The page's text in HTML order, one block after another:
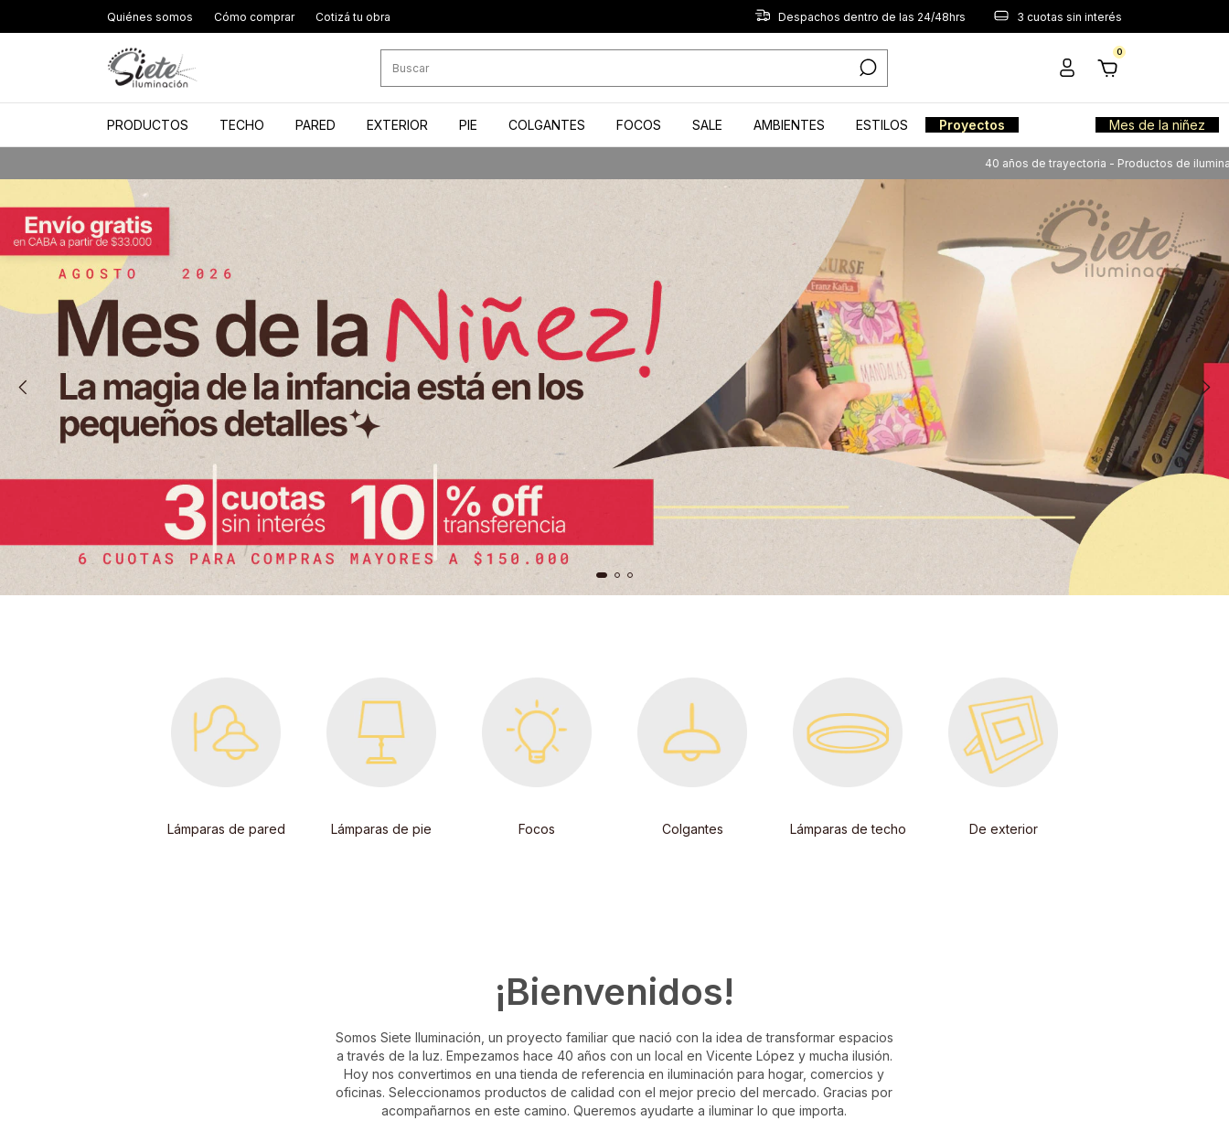
Quiénes somos Cómo comprar Cotizá tu obra Despachos dentro de las 24/48hrs 3 cuotas sin interés
0
PRODUCTOS TECHO PARED EXTERIOR PIE COLGANTES FOCOS SALE AMBIENTES ESTILOS Proyectos Mes de la niñez
40 años de trayectoria - Productos de iluminación de calidad a tu
Lámparas de pared Lámparas de pie Focos Colgantes Lámparas de techo De exterior
¡Bienvenidos!
Somos Siete Iluminación, un proyecto familiar que nació con la idea de transformar espacios
a través de la luz. Empezamos hace 40 años con un local en Vicente López y mucha ilusión.
Hoy nos convertimos en una tienda de referencia en iluminación para hogar, comercios y
oficinas. Seleccionamos productos de calidad con el mejor precio del mercado. Gracias por
acompañarnos en este camino. Queremos ayudarte a iluminar lo que importa.